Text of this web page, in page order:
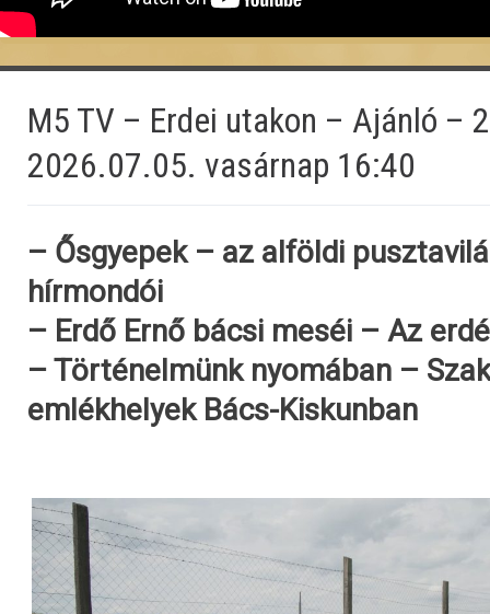
M5 TV – Erdei utakon – Ajánló –
2026.07.05. vasárnap 16:40
– Ősgyepek – az alföldi
hírmondói
– Erdő Ernő bácsi meséi – Az
– Történelmünk nyomában –
emlékhelyek Bács-Kiskunban